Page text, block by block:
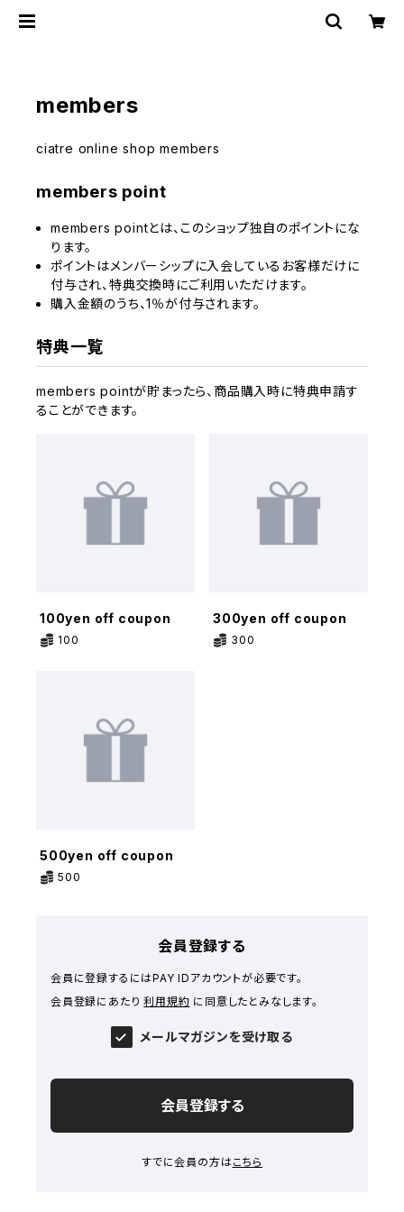
members
ciatre online shop members
members point
members pointとは、このショップ独自のポイントにな
ります。
ポイントはメンバーシップに入会しているお客様だけに
付与され、特典交換時にご利用いただけます。
購入金額のうち、1％が付与されます。
特典一覧
members pointが貯まったら、商品購入時に特典申請す
ることができます。
100yen off coupon
100
300yen off coupon
300
500yen off coupon
500
会員登録する
会員に登録するにはPAY IDアカウントが必要です。
会員登録にあたり利用規約 に同意したとみなします。
メールマガジンを受け取る
会員登録する
すでに会員の方はこちら